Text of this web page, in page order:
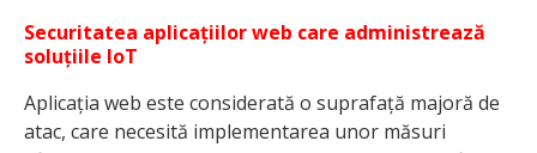
Securitatea aplicațiilor web care administrează
soluțiile IoT
Aplicația web este considerată o suprafață majoră de
atac, care necesită implementarea unor măsuri